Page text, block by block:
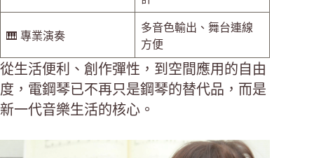
🎹 專業演奏
多音色輸出、舞台連線
方便
從生活便利、創作彈性，到空間應用的自由
度，電鋼琴已不再只是鋼琴的替代品，而是
新一代音樂生活的核心。